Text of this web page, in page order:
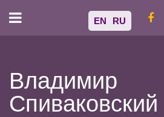
EN RU
Владимир
Спиваковский